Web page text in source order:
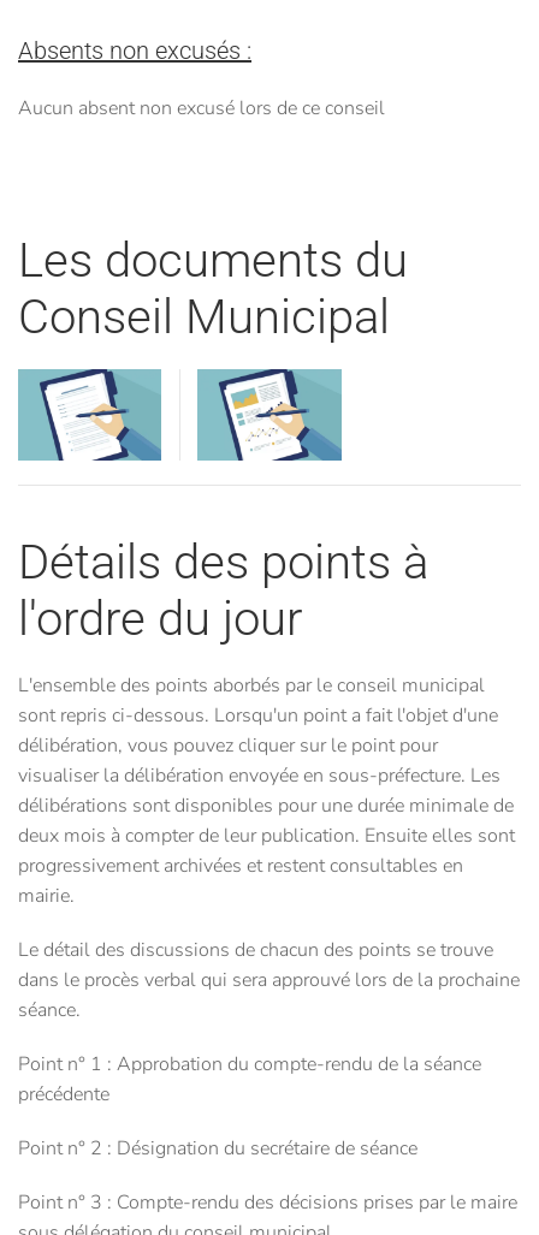
Absents non excusés :
Aucun absent non excusé lors de ce conseil
Les documents du
Conseil Municipal
Visualiser Visualiser
Détails des points à
l'ordre du jour
L'ensemble des points aborbés par le conseil municipal
sont repris ci-dessous. Lorsqu'un point a fait l'objet d'une
délibération, vous pouvez cliquer sur le point pour
visualiser la délibération envoyée en sous-préfecture. Les
délibérations sont disponibles pour une durée minimale de
deux mois à compter de leur publication. Ensuite elles sont
progressivement archivées et restent consultables en
mairie.
Le détail des discussions de chacun des points se trouve
dans le procès verbal qui sera approuvé lors de la prochaine
séance.
Point n° 1 : Approbation du compte-rendu de la séance
précédente
Point n° 2 : Désignation du secrétaire de séance
Point n° 3 : Compte-rendu des décisions prises par le maire